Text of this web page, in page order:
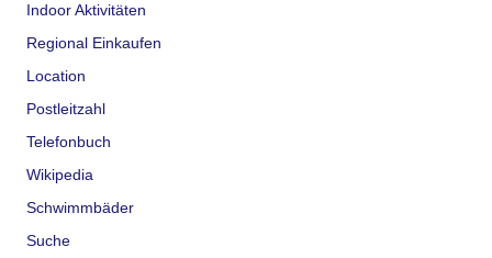
Indoor Aktivitäten
Regional Einkaufen
Location
Postleitzahl
Telefonbuch
Wikipedia
Schwimmbäder
Suche